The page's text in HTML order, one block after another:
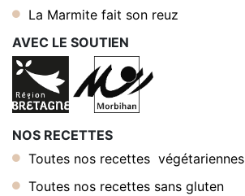
La Marmite fait son reuz
AVEC LE SOUTIEN
NOS RECETTES
Toutes nos recettes végétariennes
Toutes nos recettes sans gluten